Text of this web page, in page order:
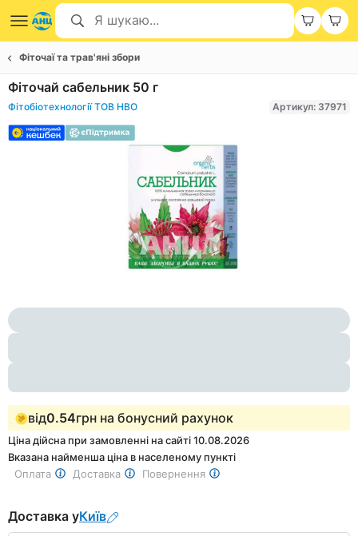
Фіточаї та трав'яні збори
Фіточай сабельник 50 г
Фітобіотехнології ТОВ НВО Артикул: 37971
1
of
від0.54грн на бонусний рахунок
Ціна дійсна при замовленні на сайті 10.08.2026
Вказана найменша ціна в населеному пункті
Оплата
Доставка Повернення
Доставка уКиїв